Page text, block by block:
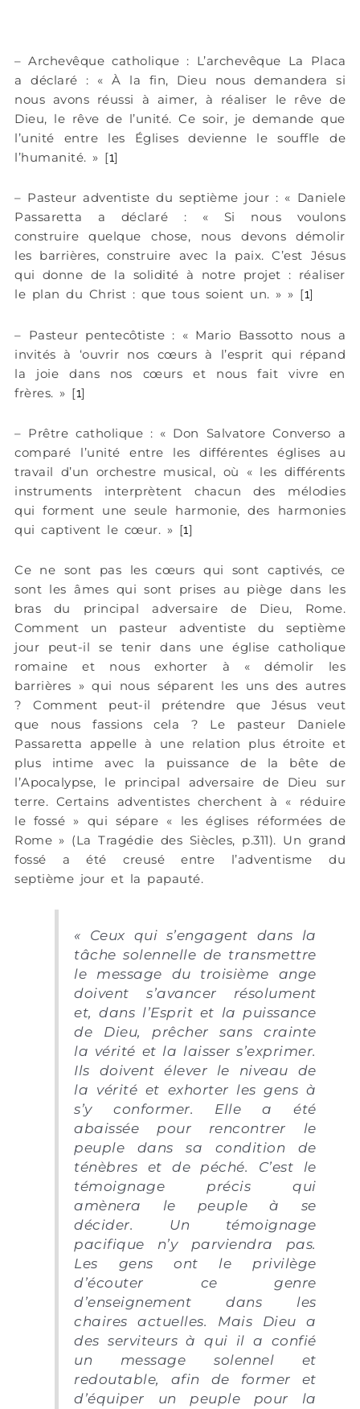
– Archevêque catholique : L’archevêque La Placa
a déclaré : « À la fin, Dieu nous demandera si
nous avons réussi à aimer, à réaliser le rêve de
Dieu, le rêve de l’unité. Ce soir, je demande que
l’unité entre les Églises devienne le souffle de
l’humanité. » [1]
– Pasteur adventiste du septième jour : « Daniele
Passaretta a déclaré : « Si nous voulons
construire quelque chose, nous devons démolir
les barrières, construire avec la paix. C’est Jésus
qui donne de la solidité à notre projet : réaliser
le plan du Christ : que tous soient un. » » [1]
– Pasteur pentecôtiste : « Mario Bassotto nous a
invités à ‘ouvrir nos cœurs à l’esprit qui répand
la joie dans nos cœurs et nous fait vivre en
frères. » [1]
– Prêtre catholique : « Don Salvatore Converso a
comparé l’unité entre les différentes églises au
travail d’un orchestre musical, où « les différents
instruments interprètent chacun des mélodies
qui forment une seule harmonie, des harmonies
qui captivent le cœur. » [1]
Ce ne sont pas les cœurs qui sont captivés, ce
sont les âmes qui sont prises au piège dans les
bras du principal adversaire de Dieu, Rome.
Comment un pasteur adventiste du septième
jour peut-il se tenir dans une église catholique
romaine et nous exhorter à « démolir les
barrières » qui nous séparent les uns des autres
? Comment peut-il prétendre que Jésus veut
que nous fassions cela ? Le pasteur Daniele
Passaretta appelle à une relation plus étroite et
plus intime avec la puissance de la bête de
l’Apocalypse, le principal adversaire de Dieu sur
terre. Certains adventistes cherchent à « réduire
le fossé » qui sépare « les églises réformées de
Rome » (La Tragédie des Siècles, p.311). Un grand
fossé a été creusé entre l’adventisme du
septième jour et la papauté.
« Ceux qui s’engagent dans la
tâche solennelle de transmettre
le message du troisième ange
doivent s’avancer résolument
et, dans l’Esprit et la puissance
de Dieu, prêcher sans crainte
la vérité et la laisser s’exprimer.
Ils doivent élever le niveau de
la vérité et exhorter les gens à
s’y conformer. Elle a été
abaissée pour rencontrer le
peuple dans sa condition de
ténèbres et de péché. C’est le
témoignage précis qui
amènera le peuple à se
décider. Un témoignage
pacifique n’y parviendra pas.
Les gens ont le privilège
d’écouter ce genre
d’enseignement dans les
chaires actuelles. Mais Dieu a
des serviteurs à qui il a confié
un message solennel et
redoutable, afin de former et
d’équiper un peuple pour la